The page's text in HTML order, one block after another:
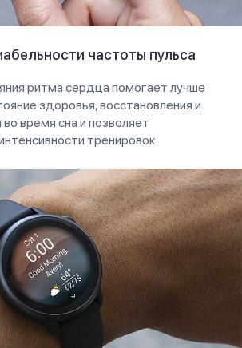
частоты пульса
ритма сердца помогает лучше
здоровья, восстановления и
время сна и позволяет
тренировок.